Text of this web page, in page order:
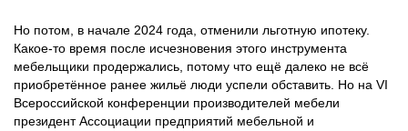
Но потом, в начале 2024 года, отменили льготную ипотеку.
Какое-то время после исчезновения этого инструмента
мебельщики продержались, потому что ещё далеко не всё
приобретённое ранее жильё люди успели обставить. Но на VI
Всероссийской конференции производителей мебели
президент Ассоциации предприятий мебельной и